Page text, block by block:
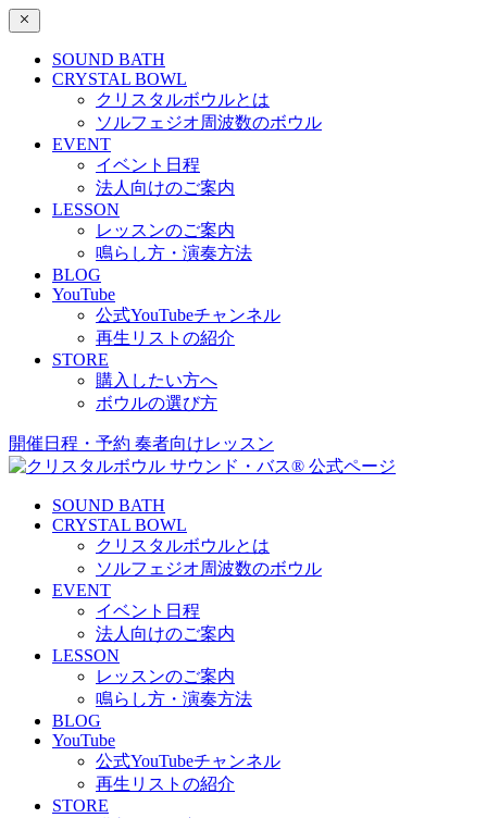
SOUND BATH
CRYSTAL BOWL
クリスタルボウルとは
ソルフェジオ周波数のボウル
EVENT
イベント日程
法人向けのご案内
LESSON
レッスンのご案内
鳴らし方・演奏方法
BLOG
YouTube
公式YouTubeチャンネル
再生リストの紹介
STORE
購入したい方へ
ボウルの選び方
開催日程・予約 奏者向けレッスン
SOUND BATH
CRYSTAL BOWL
クリスタルボウルとは
ソルフェジオ周波数のボウル
EVENT
イベント日程
法人向けのご案内
LESSON
レッスンのご案内
鳴らし方・演奏方法
BLOG
YouTube
公式YouTubeチャンネル
再生リストの紹介
STORE